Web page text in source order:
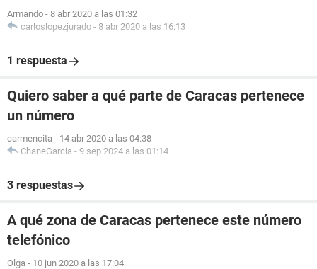
Armando - 8 abr 2020 a las 01:32
carloslopezjurado - 8 abr 2020 a las 16:13
1 respuesta
Quiero saber a qué parte de Caracas pertenece
un número
carmencita - 14 abr 2020 a las 04:38
ChaneGarcia - 9 sep 2024 a las 01:14
3 respuestas
A qué zona de Caracas pertenece este número
telefónico
Olga - 10 jun 2020 a las 17:04